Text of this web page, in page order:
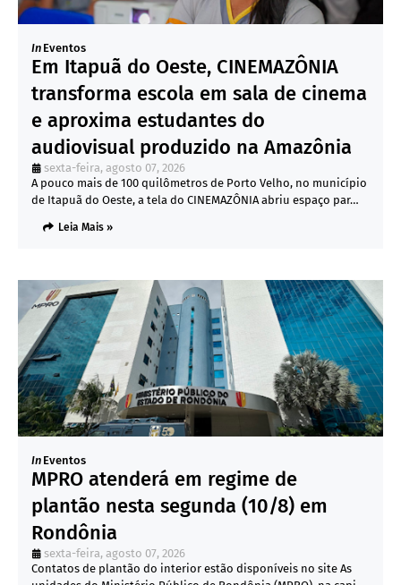
In Eventos
Em Itapuã do Oeste, CINEMAZÔNIA
transforma escola em sala de cinema
e aproxima estudantes do
audiovisual produzido na Amazônia
sexta-feira, agosto 07, 2026
A pouco mais de 100 quilômetros de Porto Velho, no município
de Itapuã do Oeste, a tela do CINEMAZÔNIA abriu espaço par…
Leia Mais »
In Eventos
MPRO atenderá em regime de
plantão nesta segunda (10/8) em
Rondônia
sexta-feira, agosto 07, 2026
Contatos de plantão do interior estão disponíveis no site As